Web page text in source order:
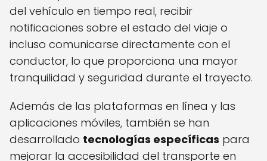
del vehículo en tiempo real, recibir
notificaciones sobre el estado del viaje o
incluso comunicarse directamente con el
conductor, lo que proporciona una mayor
tranquilidad y seguridad durante el trayecto.
Además de las plataformas en línea y las
aplicaciones móviles, también se han
desarrollado tecnologías específicas para
mejorar la accesibilidad del transporte en